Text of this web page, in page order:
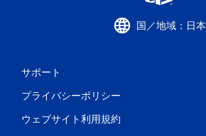
国／地域：日本
サポート
プライバシーポリシー
ウェブサイト利用規約